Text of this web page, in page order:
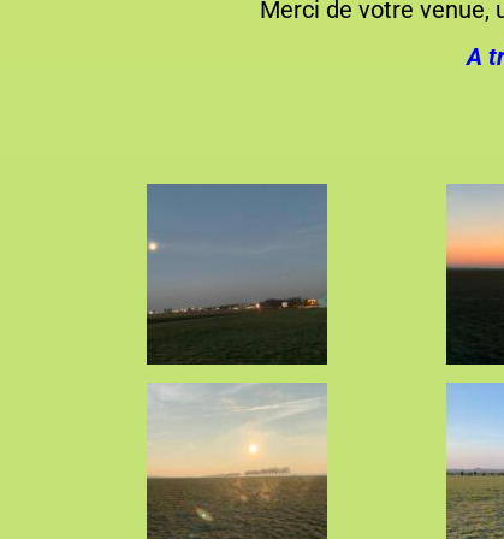
Merci de votre venue,
A